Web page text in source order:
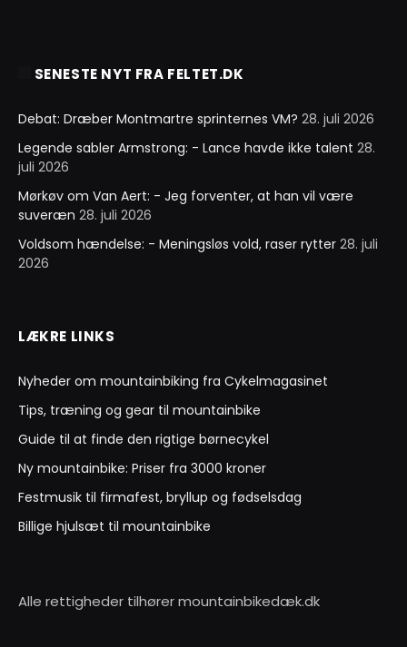
SENESTE NYT FRA FELTET.DK
Debat: Dræber Montmartre sprinternes VM? 28. juli 2026
Legende sabler Armstrong: - Lance havde ikke talent 28.
juli 2026
Mørkøv om Van Aert: - Jeg forventer, at han vil være
suveræn 28. juli 2026
Voldsom hændelse: - Meningsløs vold, raser rytter 28. juli
2026
LÆKRE LINKS
Nyheder om mountainbiking fra Cykelmagasinet
Tips, træning og gear til mountainbike
Guide til at finde den rigtige børnecykel
Ny mountainbike: Priser fra 3000 kroner
Festmusik til firmafest, bryllup og fødselsdag
Billige hjulsæt til mountainbike
Alle rettigheder tilhører mountainbikedæk.dk